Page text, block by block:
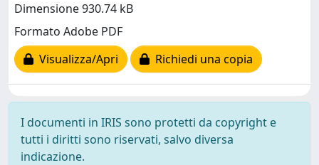
Dimensione 930.74 kB
Formato Adobe PDF
Visualizza/Apri
Richiedi una copia
I documenti in IRIS sono protetti da copyright e
tutti i diritti sono riservati, salvo diversa
indicazione.